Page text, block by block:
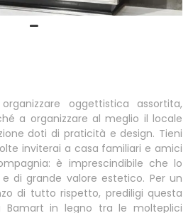
oggettistica assortita,
a organizzare al meglio il locale
doti di praticità e design. Tieni
inviterai a casa familiari e amici
è imprescindibile che lo
di grande valore estetico. Per un
di tutto rispetto, prediligi questa
Bamart in legno tra le molteplici